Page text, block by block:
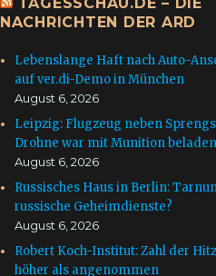
NACHRICHTEN DER ARD
Lebenslange Haft nach Auto-
auf ver.di-Demo in München
August 6, 2026
Leipzig: Flugzeug neben
Drohne war mit Munition beladen
August 6, 2026
Russisches Haus in Berlin:
russische Geheimdienste?
August 6, 2026
Robert Koch-Institut: Zahl der
höher als angenommen